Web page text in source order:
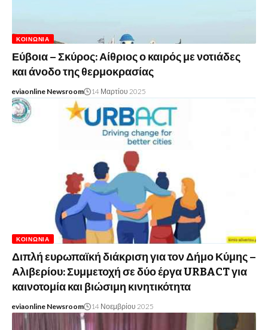
ΚΟΙΝΩΝΊΑ
Εύβοια – Σκύρος: Αίθριος ο καιρός με νοτιάδες
και άνοδο της θερμοκρασίας
eviaonline Newsroom 14 Μαρτίου 2025
ΚΟΙΝΩΝΊΑ
Διπλή ευρωπαϊκή διάκριση για τον Δήμο Κύμης –
Αλιβερίου: Συμμετοχή σε δύο έργα URBACT για
καινοτομία και βιώσιμη κινητικότητα
eviaonline Newsroom 14 Νοεμβρίου 2025